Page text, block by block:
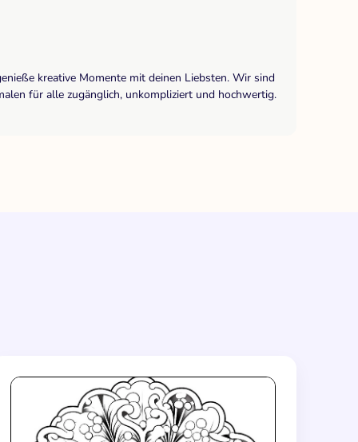
kreative Momente mit deinen Liebsten. Wir sind
für alle zugänglich, unkompliziert und hochwertig.